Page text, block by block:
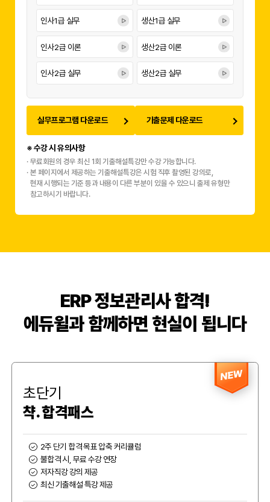
인사1급 실무
인사2급 이론
인사2급 실무
생산1급 실무
생산2급 이론
생산2급 실무
실무프로그램 다운로드 기출문제 다운로드
※ 수강 시 유의사항
무료회원의 경우 최신 1회 기출해설특강만 수강 가능합니다.
본 페이지에서 제공하는 기출해설특강은 시험 직후 촬영된 강의로,
현재 시행되는 기준 등과 내용이 다른 부분이 있을 수 있으니 출제 유형만
참고하시기 바랍니다.
ERP 정보관리사 합격!
에듀윌과 함께하면 현실이 됩니다
NEW
초단기
챡. 합격패스
2주 단기 합격 목표 압축 커리큘럼
불합격 시, 무료 수강 연장
저자직강 강의 제공
최신 기출해설 특강 제공